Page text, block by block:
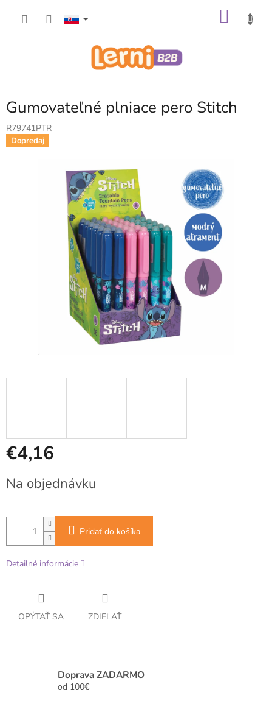
Gumovateľné plniace pero Stitch
R79741PTR
Dopredaj
€4,16
cena:
Na objednávku
Pridať do košíka
Detailné informácie
OPÝTAŤ SA ZDIEĽAŤ
Doprava ZADARMO
od 100€